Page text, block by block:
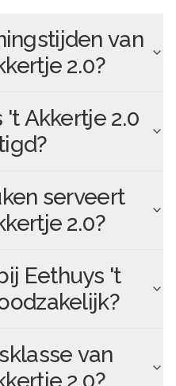
van
2.0?
't Akkertje 2.0
serveert
2.0?
Eethuys 't
van